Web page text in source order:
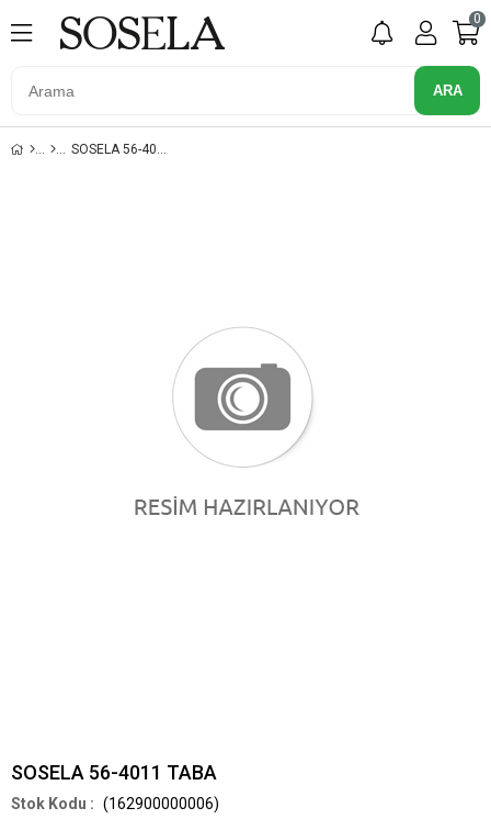
0
SOSELA 56-4011 TABA
SOSELA 56-4011 TABA
(162900000006)